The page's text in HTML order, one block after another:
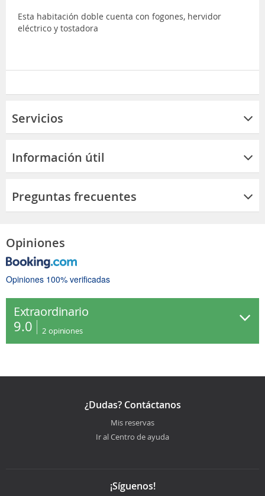
Esta habitación doble cuenta con fogones, hervidor
eléctrico y tostadora
Servicios
Información útil
Preguntas frecuentes
Opiniones
Opiniones 100% verificadas
Extraordinario
9.0 2 opiniones
¿Dudas? Contáctanos
Mis reservas
Ir al Centro de ayuda
¡Síguenos!